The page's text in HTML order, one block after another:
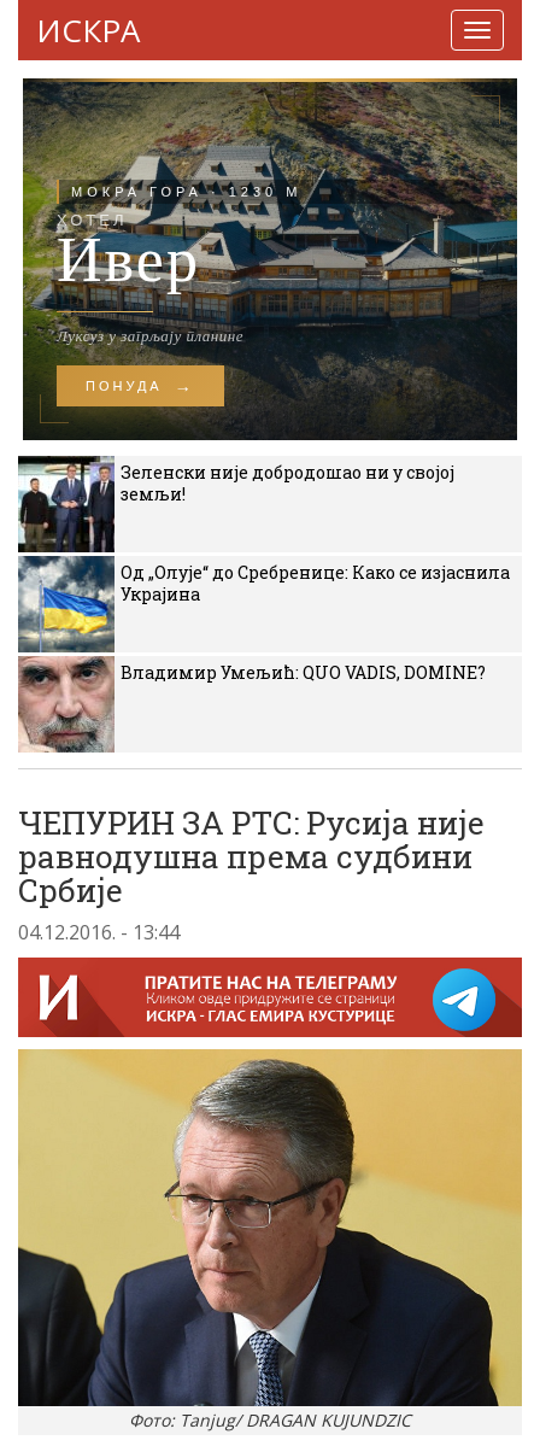
ИСКРА
Зеленски није добродошао ни у својој
земљи!
Од „Олује“ до Сребренице: Како се изјаснила
Украјина
Владимир Умељић: QUO VADIS, DOMINE?
ЧЕПУРИН ЗА РТС: Русија није
равнодушна према судбини
Србије
04.12.2016. - 13:44
Фото: Tanjug/ DRAGAN KUJUNDZIC